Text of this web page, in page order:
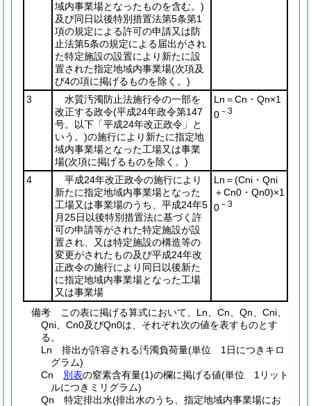
域内事業場となったものを含む。)
及び同日以後特別措置法第5条第1
項の規定による許可の申請又は防
止法第5条の規定による届出がされ
た特定施設の設置により新たに設
置された指定地域内事業場(次項及
び4の項に掲げるものを除く。)
3
水質汚濁防止法施行令の一部を
改正する政令(平成24年政令第147
号。以下「平成24年改正政令」と
いう。)の施行により新たに指定地
域内事業場となった工場又は事業
場(次項に掲げるものを除く。)
Ln＝Cn・Qn×1
0 －3
4
平成24年改正政令の施行により
新たに指定地域内事業場となった
工場又は事業場のうち、平成24年5
月25日以後特別措置法に基づく許
可の申請等がされた特定施設が設
置され、又は特定施設の構造等の
変更がされたもの及び平成24年改
正政令の施行により同日以後新た
に指定地域内事業場となった工場
又は事業場
Ln＝(Cni・Qni
＋Cn0・Qn0)×1
0 －3
備考 この表に掲げる算式において、Ln、Cn、Qn、Cni、
Qni、Cn0及びQn0は、それぞれ次の値を表すものとす
る。
Ln 排出が許容される汚濁負荷量(単位 1日につきキロ
グラム)
Cn 別表の窒素含有量(1)の欄に掲げる値(単位 1リット
ルにつきミリグラム)
Qn 特定排出水(排出水のうち、指定地域内事業場にお